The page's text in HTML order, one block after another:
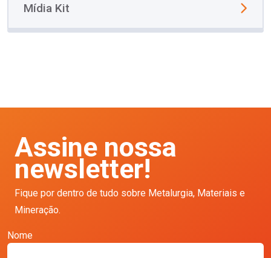
Mídia Kit
Assine nossa
newsletter!
Fique por dentro de tudo sobre Metalurgia, Materiais e
Mineração.
Nome